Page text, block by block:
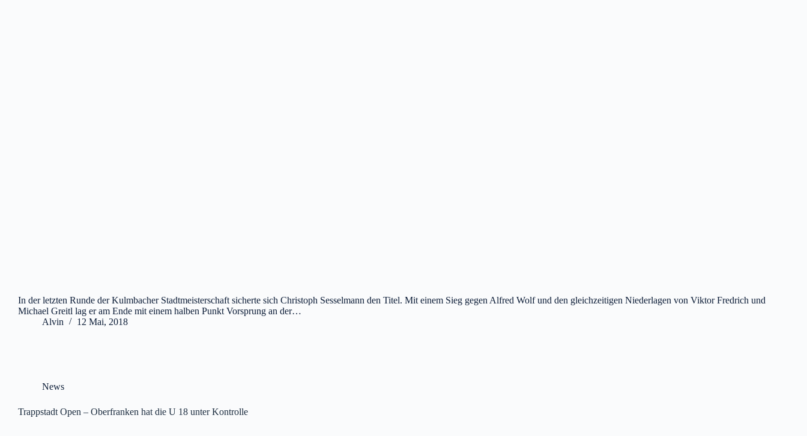
In der letzten Runde der Kulmbacher Stadtmeisterschaft sicherte sich Christoph Sesselmann den Titel. Mit einem Sieg gegen Alfred Wolf und den gleichzeitigen Niederlagen von Viktor Fredrich und
Michael Greitl lag er am Ende mit einem halben Punkt Vorsprung an der…
Alvin
12 Mai, 2018
News
Trappstadt Open – Oberfranken hat die U 18 unter Kontrolle